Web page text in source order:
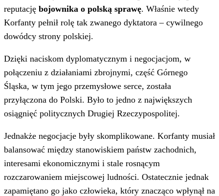
reputację bojownika o polską sprawę. Właśnie wtedy
Korfanty pełnił rolę tak zwanego dyktatora – cywilnego
dowódcy strony polskiej.
Dzięki naciskom dyplomatycznym i negocjacjom, w
połączeniu z działaniami zbrojnymi, część Górnego
Śląska, w tym jego przemysłowe serce, została
przyłączona do Polski. Było to jedno z największych
osiągnięć politycznych Drugiej Rzeczypospolitej.
Jednakże negocjacje były skomplikowane. Korfanty musiał
balansować między stanowiskiem państw zachodnich,
interesami ekonomicznymi i stale rosnącym
rozczarowaniem miejscowej ludności. Ostatecznie jednak
zapamiętano go jako człowieka, który znacząco wpłynął na